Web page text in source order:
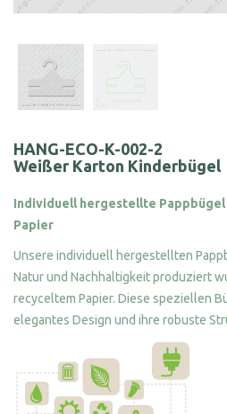
HANG-ECO-K-002-2
Weißer Karton Kinderbügel
Individuell hergestellte Pappbügel
Papier
Unsere individuell hergestellten
Natur und Nachhaltigkeit produziert
recyceltem Papier. Diese speziellen
elegantes Design und ihre robuste